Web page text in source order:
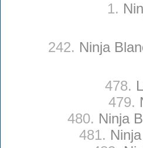
1.
242. Ninja
478.
479.
480. Ninja
481.